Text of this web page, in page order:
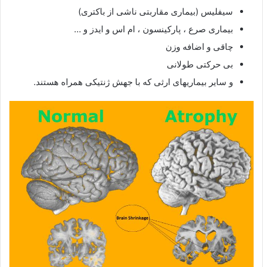
سیفلیس (بیماری مقاربتی ناشی از باکتری)
بیماری صرع ، پارکینسون ، ام اس و ایدز و …
چاقی و اضافه وزن
بی حرکتی طولانی
و سایر بیماریهای ارثی که با جهش ژنتیکی همراه هستند.